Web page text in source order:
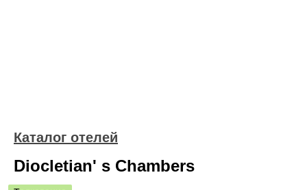
Каталог отелей
Diocletian' s Chambers